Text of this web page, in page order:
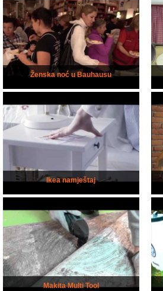
Ženska noć u Bauhausu
Ikea namještaj
Makita Multi Tool